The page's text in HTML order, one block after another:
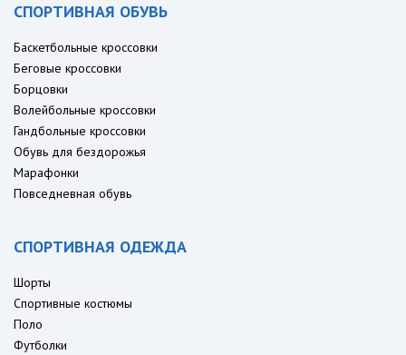
СПОРТИВНАЯ ОБУВЬ
Баскетбольные кроссовки
Беговые кроссовки
Борцовки
Волейбольные кроссовки
Гандбольные кроссовки
Обувь для бездорожья
Марафонки
Повседневная обувь
СПОРТИВНАЯ ОДЕЖДА
Шорты
Спортивные костюмы
Поло
Футболки